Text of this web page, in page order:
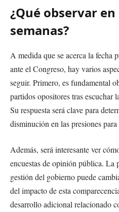
¿Qué observar
semanas?
A medida que se acerca la fecha
ante el Congreso, hay varios
seguir. Primero, es fundamental
partidos opositores tras escuchar
Su respuesta será clave para
disminución en las presiones
Además, será interesante ver
encuestas de opinión pública. La
gestión del gobierno puede
del impacto de esta
desarrollo adicional relacionado